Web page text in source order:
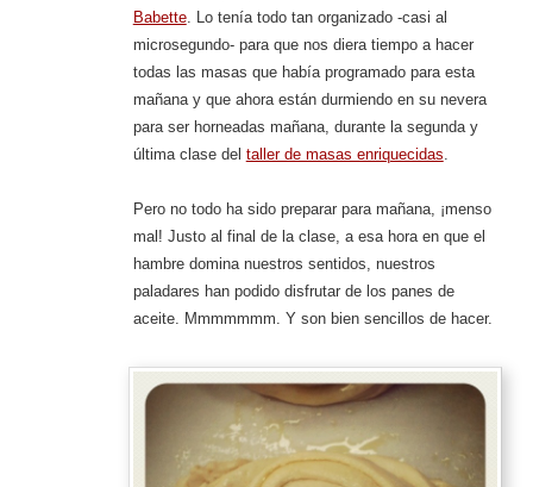
Babette. Lo tenía todo tan organizado -casi al
microsegundo- para que nos diera tiempo a hacer
todas las masas que había programado para esta
mañana y que ahora están durmiendo en su nevera
para ser horneadas mañana, durante la segunda y
última clase del taller de masas enriquecidas
Pero no todo ha sido preparar para mañana, ¡menso
mal! Justo al final de la clase, a esa hora en que el
hambre domina nuestros sentidos, nuestros
paladares han podido disfrutar de los panes de
aceite. Mmmmmmm. Y son bien sencillos de hacer.